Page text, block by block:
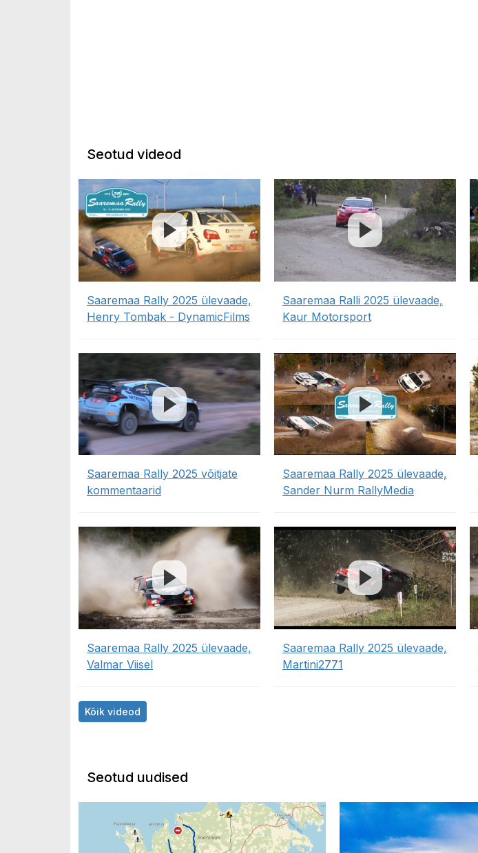
Seotud videod
Saaremaa Rally 2025 ülevaade,
Henry Tombak - DynamicFilms
Saaremaa Ralli 2025 ülevaade,
Kaur Motorsport
Saaremaa Rally 2025 võitjate
kommentaarid
Saaremaa Rally 2025 ülevaade,
Sander Nurm RallyMedia
Saaremaa Rally 2025 ülevaade,
Valmar Viisel
Saaremaa Rally 2025 ülevaade,
Martini2771
Kõik videod
Seotud uudised